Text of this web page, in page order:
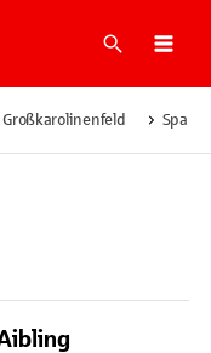
Suche
Großkarolinenfeld